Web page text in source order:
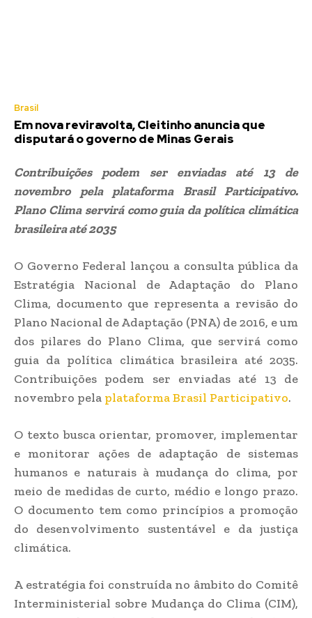
Brasil
Em nova reviravolta, Cleitinho anuncia que
disputará o governo de Minas Gerais
Contribuições podem ser enviadas até 13 de
novembro pela plataforma Brasil Participativo.
Plano Clima servirá como guia da política climática
brasileira até 2035
O Governo Federal lançou a consulta pública da
Estratégia Nacional de Adaptação do Plano
Clima, documento que representa a revisão do
Plano Nacional de Adaptação (PNA) de 2016, e um
dos pilares do Plano Clima, que servirá como
guia da política climática brasileira até 2035.
Contribuições podem ser enviadas até 13 de
novembro pela plataforma Brasil Participativo.
O texto busca orientar, promover, implementar
e monitorar ações de adaptação de sistemas
humanos e naturais à mudança do clima, por
meio de medidas de curto, médio e longo prazo.
O documento tem como princípios a promoção
do desenvolvimento sustentável e da justiça
climática.
A estratégia foi construída no âmbito do Comitê
Interministerial sobre Mudança do Clima (CIM),